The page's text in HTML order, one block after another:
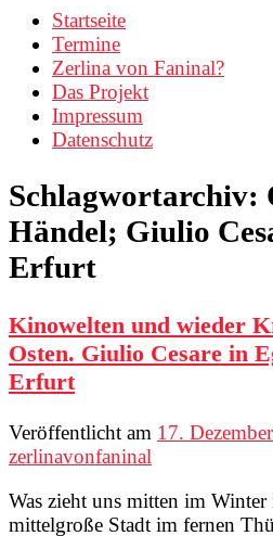
Startseite
Termine
Zerlina von Faninal?
Das Projekt
Impressum
Datenschutz
Schlagwortarchiv:
Händel; Giulio
Erfurt
Kinowelten und wieder
Osten. Giulio Cesare in
Erfurt
Veröffentlicht am 17.
zerlinavonfaninal
Was zieht uns mitten im Winter
mittelgroße Stadt im fernen